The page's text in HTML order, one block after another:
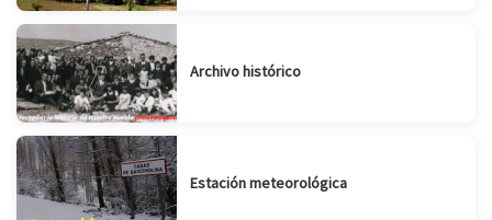
Archivo histórico
Estación meteorológica